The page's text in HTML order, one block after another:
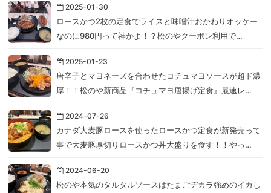
2025-01-30
ロースかつ2枚の定食でライスと味噌汁おかわりオッケー
なのに980円って神かよ！？松のやクーポン利用で…
2025-01-23
唐辛子とマヨネーズを合わせたコチュマヨソースが超ド濃
厚！！松のや新商品『コチュマヨ唐揚げ定食』最速レ…
2024-07-26
カナダ大麦豚ロースを使ったロースかつ定食が新発売って
事で大麦豚厚切りロースかつ丼大盛りを食す！！やっ…
2024-06-20
松のや本気のタルタルソースはたまごヂカラ強めのイカし